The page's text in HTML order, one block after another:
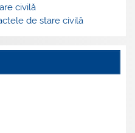
civilă
de stare civilă